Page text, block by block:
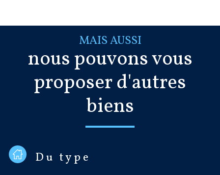
MAIS AUSSI
nous pouvons vous
proposer d'autres
biens
Du type